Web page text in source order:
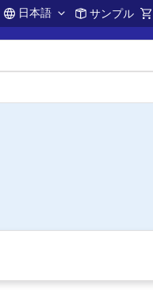
Account
日本語 サンプル